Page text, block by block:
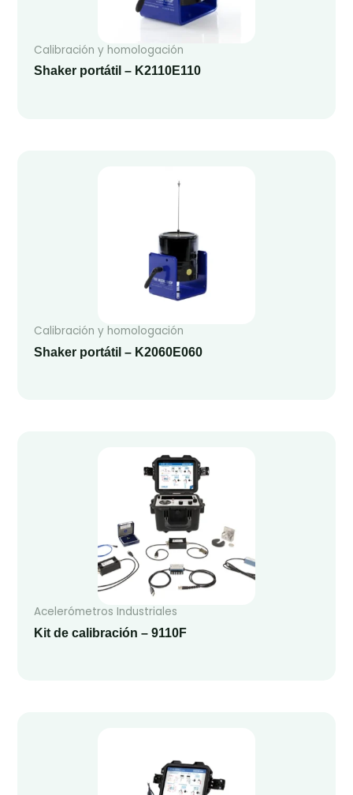
Calibración y homologación
Shaker portátil – K2110E110
Calibración y homologación
Shaker portátil – K2060E060
Acelerómetros Industriales
Kit de calibración – 9110F